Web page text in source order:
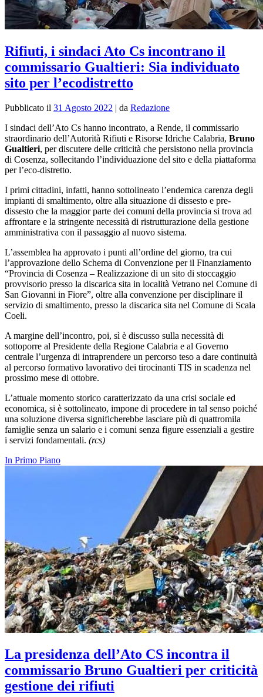
Rifiuti, i sindaci Ato Cs incontrano il
commissario Gualtieri: Sia individuato
sito per l’ecodistretto
Pubblicato il 31 Agosto 2022 | da Redazione
I sindaci dell’Ato Cs hanno incontrato, a Rende, il commissario
straordinario dell’Autorità Rifiuti e Risorse Idriche Calabria, Bruno
Gualtieri, per discutere delle criticità che persistono nella provincia
di Cosenza, sollecitando l’individuazione del sito e della piattaforma
per l’eco-distretto.
I primi cittadini, infatti, hanno sottolineato l’endemica carenza degli
impianti di smaltimento, oltre alla situazione di dissesto e pre-
dissesto che la maggior parte dei comuni della provincia si trova ad
affrontare e la stringente necessità di ristrutturazione della gestione
amministrativa con il passaggio al nuovo sistema.
L’assemblea ha approvato i punti all’ordine del giorno, tra cui
l’approvazione dello Schema di Convenzione per il Finanziamento
“Provincia di Cosenza – Realizzazione di un sito di stoccaggio
provvisorio presso la discarica sita in località Vetrano nel Comune di
San Giovanni in Fiore”, oltre alla convenzione per disciplinare il
servizio di smaltimento, presso la discarica sita nel Comune di Scala
Coeli.
A margine dell’incontro, poi, sì è discusso sulla necessità di
sottoporre al Presidente della Regione Calabria e al Governo
centrale l’urgenza di intraprendere un percorso teso a dare continuità
al percorso formativo lavorativo dei tirocinanti TIS in scadenza nel
prossimo mese di ottobre.
L’attuale momento storico caratterizzato da una crisi sociale ed
economica, si è sottolineato, impone di procedere in tal senso poiché
una soluzione diversa significherebbe lasciare più di quattromila
famiglie senza un salario e i comuni senza figure essenziali a gestire
i servizi fondamentali. (rcs)
In Primo Piano
La presidenza dell’Ato CS incontra il
commissario Bruno Gualtieri per criticità
gestione dei rifiuti